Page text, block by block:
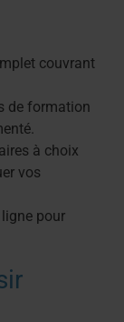
couvrant
de formation
à choix
vos
pour